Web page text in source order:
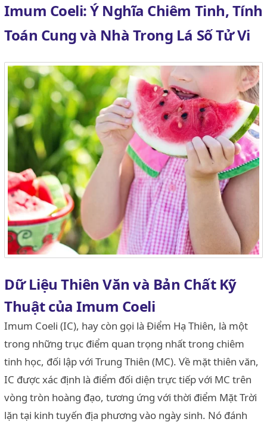
Imum Coeli: Ý Nghĩa Chiêm Tinh, Tính
Toán Cung và Nhà Trong Lá Số Tử Vi
Dữ Liệu Thiên Văn và Bản Chất Kỹ
Thuật của Imum Coeli
Imum Coeli (IC), hay còn gọi là Điểm Hạ Thiên, là một
trong những trục điểm quan trọng nhất trong chiêm
tinh học, đối lập với Trung Thiên (MC). Về mặt thiên văn,
IC được xác định là điểm đối diện trực tiếp với MC trên
vòng tròn hoàng đạo, tương ứng với thời điểm Mặt Trời
lặn tại kinh tuyến địa phương vào ngày sinh. Nó đánh